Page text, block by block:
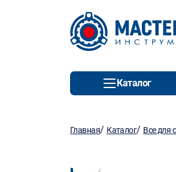
Каталог
Главная/ Каталог/ Все для